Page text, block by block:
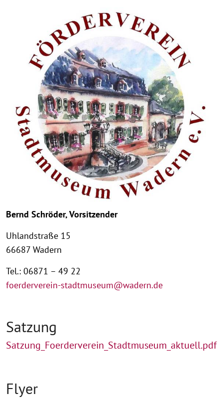
Bernd Schröder, Vorsitzender
Uhlandstraße 15
66687 Wadern
Tel.: 06871 – 49 22
foerderverein-stadtmuseum@wadern.de
Satzung
Satzung_Foerderverein_Stadtmuseum_aktuell.pdf
Flyer